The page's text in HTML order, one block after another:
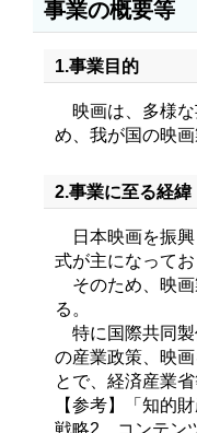
事業の概要等
1.事業目的
映画は、多様な
め、我が国の映
2.事業に至る経
日本映画を振興
式が主になって
そのため、映画
る。
特に国際共同製
の産業政策、映
とで、経済産業
【参考】「知的
戦略2 コンテン